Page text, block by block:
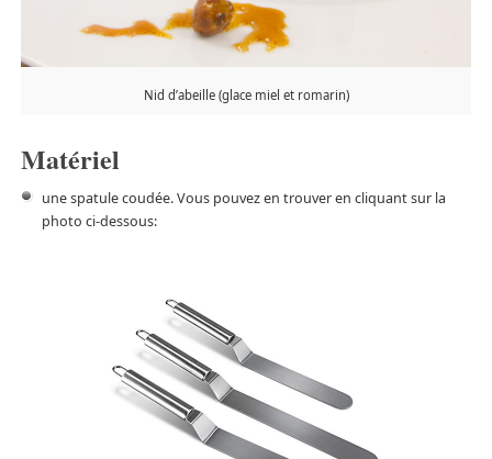
Nid d’abeille (glace miel et romarin)
Matériel
une spatule coudée. Vous pouvez en trouver en cliquant sur la
photo ci-dessous: